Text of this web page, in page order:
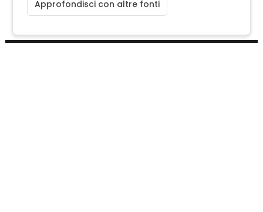
Approfondisci con altre fonti